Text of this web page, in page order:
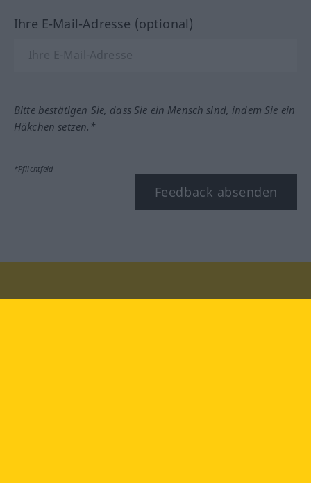
Ihre E-Mail-Adresse (optional)
Bitte bestätigen Sie, dass Sie ein Mensch sind, indem Sie ein
Häkchen setzen.*
*Pflichtfeld
Feedback absenden
Besuchen Sie uns auf: